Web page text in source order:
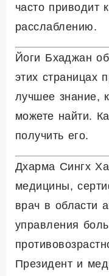
часто приводит
расслаблению.
Йоги Бхаджан
этих страницах
лучшее знание,
можете найти. К
получить его.
Дхарма Сингх Х
медицины,
врач в области
управления
Президент и